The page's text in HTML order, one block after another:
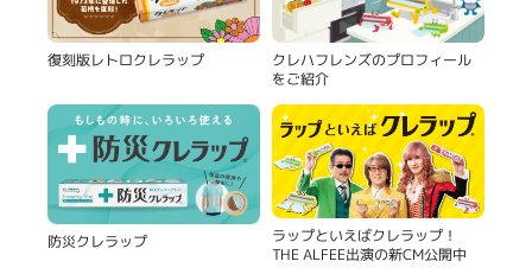
復刻版レトロクレラップ クレハフレンズのプロフィール
をご紹介
防災クレラップ ラップといえばクレラップ！
THE ALFEE出演の新CM公開中